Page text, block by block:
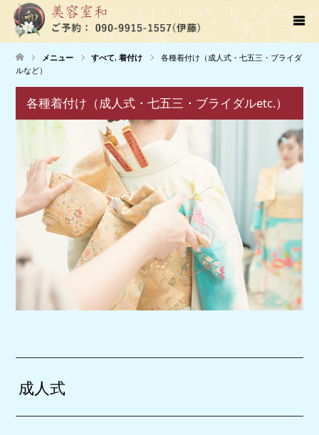
メニュー すべて, 着付け
各種着付け（成人式・七五三・ブライダ
ルなど）
各種着付け（成人式・七五三・ブライダルetc.）
成人式